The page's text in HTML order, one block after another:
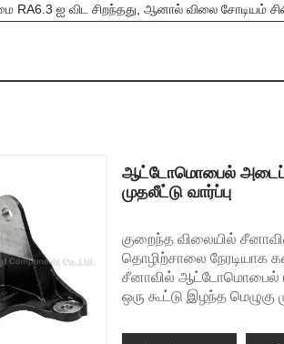
RA6.3 ஐ விட சிறந்தது, ஆனால் விலை சோடியம்
ஆட்டோமொபைல்
முதலீட்டு வார்ப்பு
குறைந்த விலையில்
தொழிற்சாலை நேரடியாக
சீனாவில் ஆட்டோமொபைல்
ஒரு கூட்டு இழந்த மெழுகு